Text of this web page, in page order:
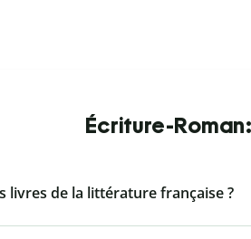
Écriture-
livres de la littérature française ?